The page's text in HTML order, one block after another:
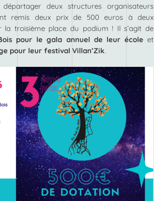
deux structures organisateurs
remis deux prix de 500 euros à deux
la troisième place du podium ! Il s’agit de
pour le gala annuel de leur écoleet
pour leur festival Villan’Zik.